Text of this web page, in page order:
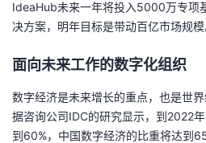
者
堂
我
支
我
的
我
IdeaHub未来一年将投入5000万专项
决方案，明年目标是带动百亿市场规模
面向未来工作的数字化组织
数字经济是未来增长的重点，也是世界
据咨询公司IDC的研究显示，到2022
到60%，中国数字经济的比重将达到